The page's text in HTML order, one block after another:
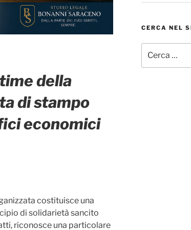
della
di stampo
economici
costituisce una
di solidarietà sancito
riconosce una particolare
CERCA NEL